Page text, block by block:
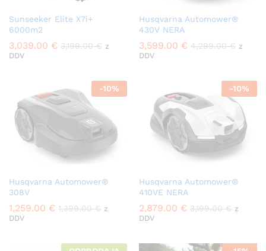
Sunseeker Elite X7i+
6000m2
3,039.00 € 3,199.00€ z
DDV
Husqvarna Automower®
430V NERA
3,599.00 € 4,299.00€ z
DDV
-10%
Husqvarna Automower®
308V
1,259.00 € 1,399.00€ z
DDV
-10%
Husqvarna Automower®
410VE NERA
2,879.00 € 3,199.00€ z
DDV